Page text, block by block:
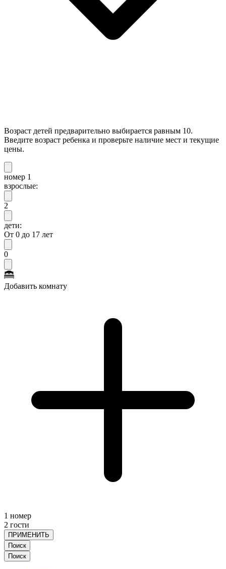
Возраст детей предварительно выбирается равным 10.
Введите возраст ребенка и проверьте наличие мест и текущие
цены.
номер 1
взрослые:
2
дети:
От 0 до 17 лет
0
Добавить комнату
1 номер
2 гости
ПРИМЕНИТЬ
Поиск
Поиск